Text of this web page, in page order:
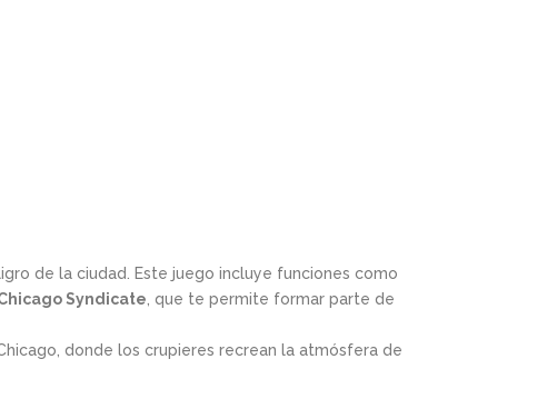
de la ciudad. Este juego incluye funciones como
Syndicate , que te permite formar parte de
donde los crupieres recrean la atmósfera de